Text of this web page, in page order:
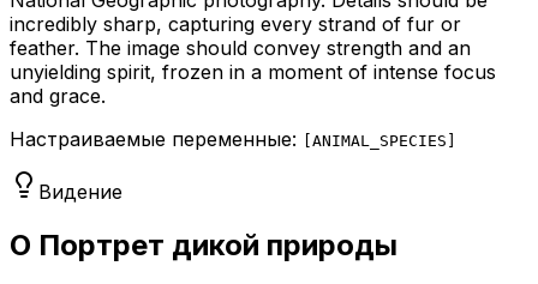
incredibly sharp, capturing every strand of fur or
feather. The image should convey strength and an
unyielding spirit, frozen in a moment of intense focus
and grace.
Настраиваемые переменные:
ANIMAL_SPECIES
Видение
О Портрет дикой природы